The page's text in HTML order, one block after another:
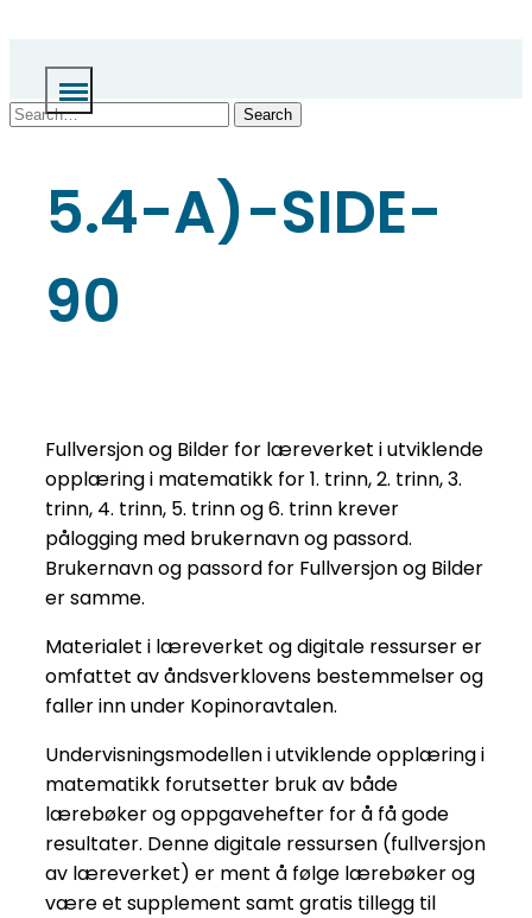
content
Search
5.4-A)-SIDE-
90
Fullversjon og Bilder for læreverket i utviklende
opplæring i matematikk for 1. trinn, 2. trinn, 3.
trinn, 4. trinn, 5. trinn og 6. trinn krever
pålogging med brukernavn og passord.
Brukernavn og passord for Fullversjon og Bilder
er samme.
Materialet i læreverket og digitale ressurser er
omfattet av åndsverklovens bestemmelser og
faller inn under Kopinoravtalen.
Undervisningsmodellen i utviklende opplæring i
matematikk forutsetter bruk av både
lærebøker og oppgavehefter for å få gode
resultater. Denne digitale ressursen (fullversjon
av læreverket) er ment å følge lærebøker og
være et supplement samt gratis tillegg til